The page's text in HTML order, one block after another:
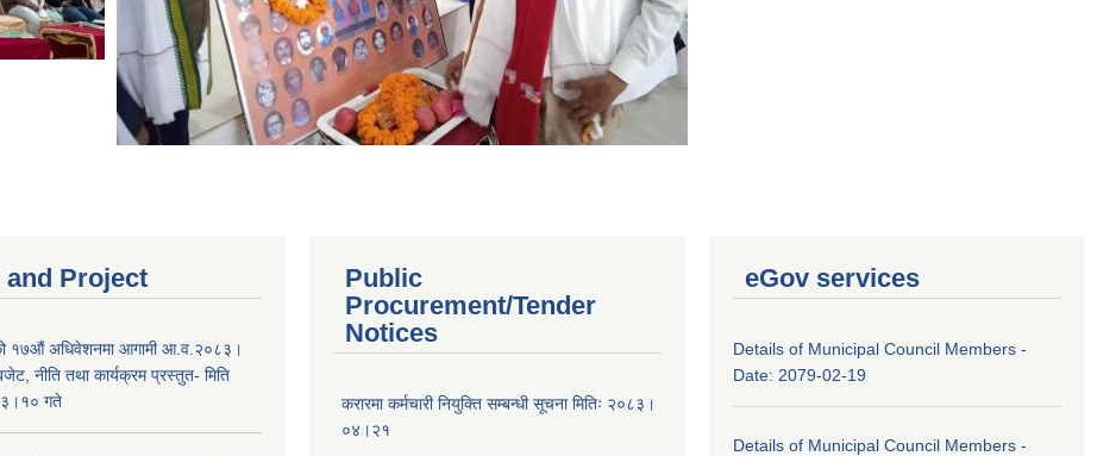
and Project
१७औं अधिवेशनमा आगामी आ.व.२०८३।
नीति तथा कार्यक्रम प्रस्तुत- मिति
गते
Public
Procurement/Tender
Notices
करारमा कर्मचारी नियुक्ति सम्बन्धी सूचना मितिः २०८३।
०४।२१
eGov services
Details of Municipal Council Members -
Date: 2079-02-19
Details of Municipal Council Members -